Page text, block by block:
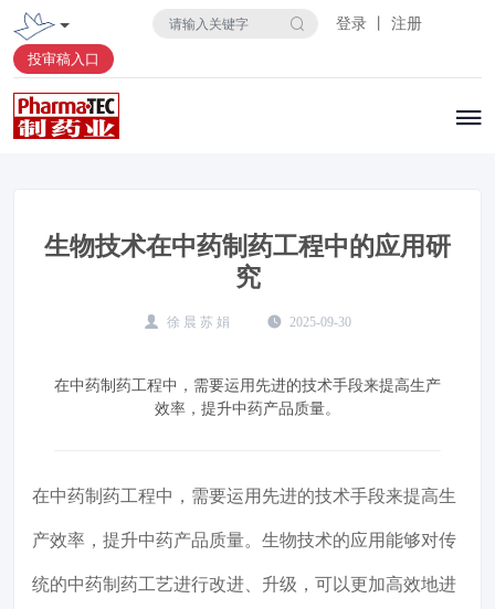
登录 丨 注册
投审稿入口
生物技术在中药制药工程中的应用研
究
徐 晨 苏 娟 2025-09-30
在中药制药工程中，需要运用先进的技术手段来提高生产
效率，提升中药产品质量。
在中药制药工程中，需要运用先进的技术手段来提高生
产效率，提升中药产品质量。生物技术的应用能够对传
统的中药制药工艺进行改进、升级，可以更加高效地进